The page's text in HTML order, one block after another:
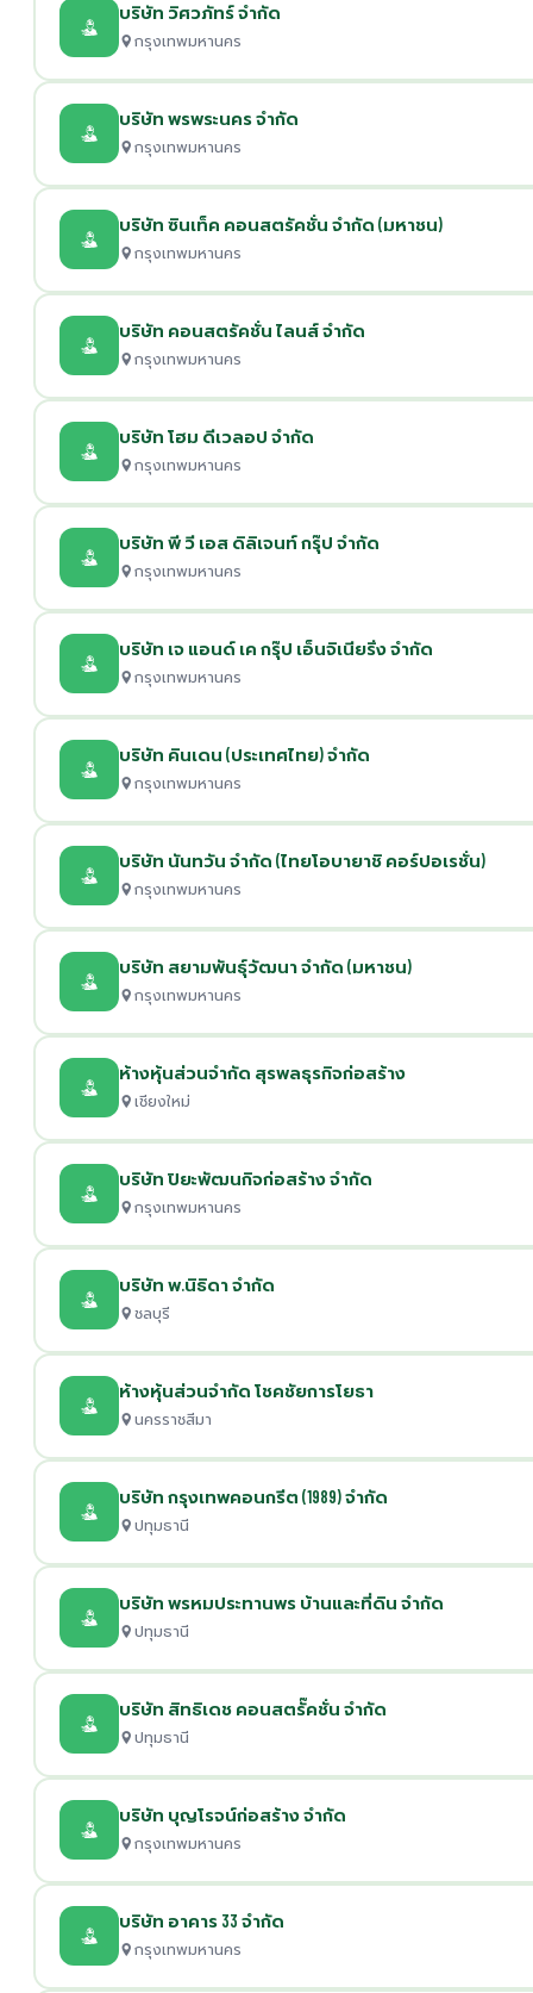
บริษัท วิศวภัทร์ จำกัด
กรุงเทพมหานคร
บริษัท พรพระนคร จำกัด
กรุงเทพมหานคร
บริษัท ซินเท็ค คอนสตรัคชั่น จำกัด (มหาชน)
กรุงเทพมหานคร
บริษัท คอนสตรัคชั่น ไลนส์ จำกัด
กรุงเทพมหานคร
บริษัท โฮม ดีเวลอป จำกัด
กรุงเทพมหานคร
บริษัท พี วี เอส ดิลิเจนท์ กรุ๊ป จำกัด
กรุงเทพมหานคร
บริษัท เจ แอนด์ เค กรุ๊ป เอ็นจิเนียริ่ง จำกัด
กรุงเทพมหานคร
บริษัท คินเดน (ประเทศไทย) จำกัด
กรุงเทพมหานคร
บริษัท นันทวัน จำกัด (ไทยโอบายาชิ คอร์ปอเรชั่น)
กรุงเทพมหานคร
บริษัท สยามพันธุ์วัฒนา จำกัด (มหาชน)
กรุงเทพมหานคร
ห้างหุ้นส่วนจำกัด สุรพลธุรกิจก่อสร้าง
เชียงใหม่
บริษัท ปิยะพัฒนกิจก่อสร้าง จำกัด
กรุงเทพมหานคร
บริษัท พ.นิธิดา จำกัด
ชลบุรี
ห้างหุ้นส่วนจำกัด โชคชัยการโยธา
นครราชสีมา
บริษัท กรุงเทพคอนกรีต (1989) จำกัด
ปทุมธานี
บริษัท พรหมประทานพร บ้านและที่ดิน จำกัด
ปทุมธานี
บริษัท สิทธิเดช คอนสตรั๊คชั่น จำกัด
ปทุมธานี
บริษัท บุญโรจน์ก่อสร้าง จำกัด
กรุงเทพมหานคร
บริษัท อาคาร 33 จำกัด
กรุงเทพมหานคร